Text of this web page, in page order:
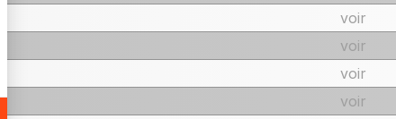
voir
voir
voir
voir